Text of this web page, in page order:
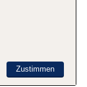
Zustimmen